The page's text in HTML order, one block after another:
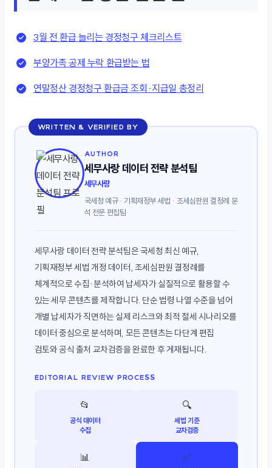
3월 전 환급 늘리는 경정청구 체크리스트
부양가족 공제 누락 환급받는 법
연말정산 경정청구 환급금 조회·지급일 총정리
WRITTEN & VERIFIED BY
AUTHOR
세무사랑 데이터 전략 분석팀
세무사랑
국세청 예규 · 기획재정부 세법 · 조세심판원 결정례 분
석 전문 편집팀
세무사랑 데이터 전략 분석팀은 국세청 최신 예규,
기획재정부 세법 개정 데이터, 조세심판원 결정례를
체계적으로 수집·분석하여 납세자가 실질적으로 활용할 수
있는 세무 콘텐츠를 제작합니다. 단순 법령 나열 수준을 넘어
개별 납세자가 직면하는 실제 리스크와 최적 절세 시나리오를
데이터 중심으로 분석하며, 모든 콘텐츠는 다단계 편집
검토와 공식 출처 교차검증을 완료한 후 게재됩니다.
EDITORIAL REVIEW PROCESS
📂
공식 데이터
수집
🔍
세법 기준
교차검증
📊 ✅